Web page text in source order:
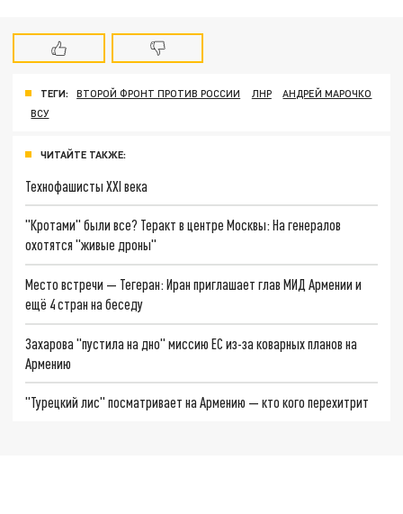
ТЕГИ: ВТОРОЙ ФРОНТ ПРОТИВ РОССИИ ЛНР
АНДРЕЙ МАРОЧКО
ВСУ
ЧИТАЙТЕ ТАКЖЕ:
Технофашисты XXI века
"Кротами" были все? Теракт в центре Москвы: На генералов
охотятся "живые дроны"
Место встречи — Тегеран: Иран приглашает глав МИД Армении и
ещё 4 стран на беседу
Захарова "пустила на дно" миссию ЕС из-за коварных планов на
Армению
"Турецкий лис" посматривает на Армению — кто кого перехитрит